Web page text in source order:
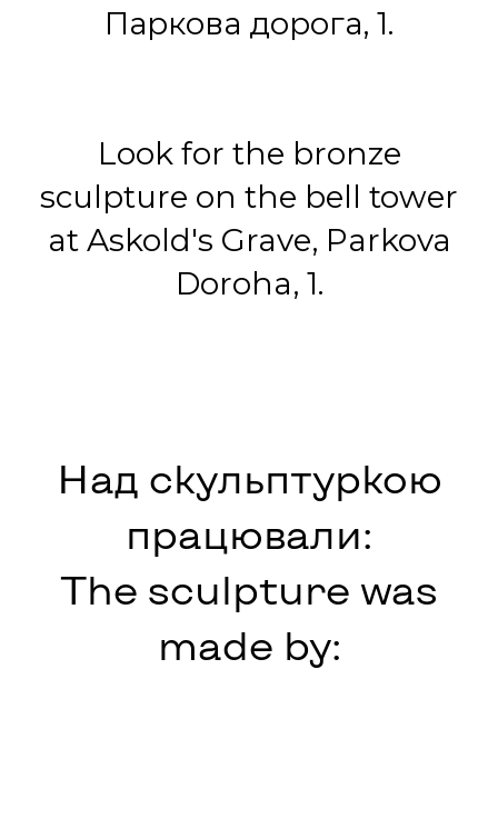
Паркова дорога, 1.
Look for the bronze
sculpture on the bell tower
at Askold's Grave, Parkova
Doroha, 1.
Над скульптуркою
працювали:
The sculpture was
made by: